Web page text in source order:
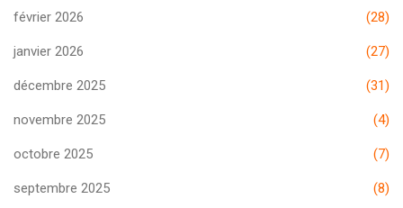
février 2026 (28)
janvier 2026 (27)
décembre 2025 (31)
novembre 2025 (4)
octobre 2025 (7)
septembre 2025 (8)